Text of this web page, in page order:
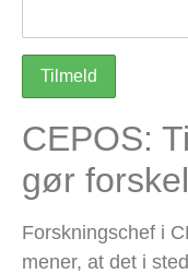
CEPOS:
gør
Forskningschef i
mener, at det i